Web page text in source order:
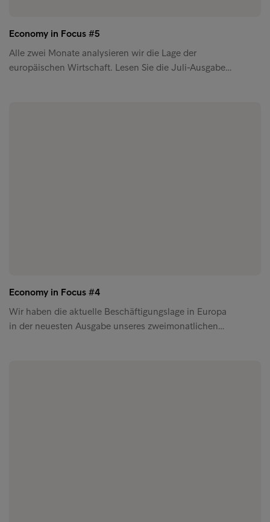
Economy in Focus #5
Alle zwei Monate analysieren wir die Lage der
europäischen Wirtschaft. Lesen Sie die Juli-Ausgabe…
Economy in Focus #4
Wir haben die aktuelle Beschäftigungslage in Europa
in der neuesten Ausgabe unseres zweimonatlichen…